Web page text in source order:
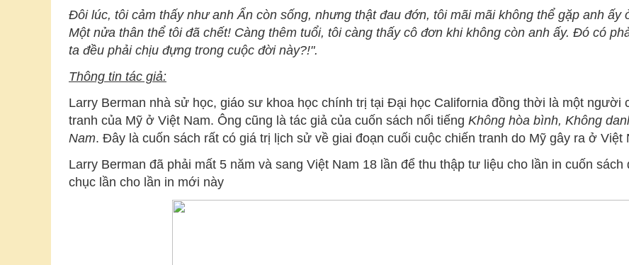
Đôi lúc, tôi cảm thấy như anh Ẩn còn sống, nhưng thật đau đớn, tôi mãi mãi không thể gặp anh
Một nửa thân thể tôi đã chết! Càng thêm tuổi, tôi càng thấy cô đơn khi không còn anh ấy. Đó có
ta đều phải chịu đựng trong cuộc đời này?!".
Thông tin tác giả:
Larry Berman nhà sử học, giáo sư khoa học chính trị tại Đại học California đồng thời là một người
tranh của Mỹ ở Việt Nam. Ông cũng là tác giả của cuốn sách nổi tiếng Không hòa bình, Không
Nam. Đây là cuốn sách rất có giá trị lịch sử về giai đoạn cuối cuộc chiến tranh do Mỹ gây ra ở Việt
Larry Berman đã phải mất 5 năm và sang Việt Nam 18 lần để thu thập tư liệu cho lần in cuốn sách
chục lần cho lần in mới này